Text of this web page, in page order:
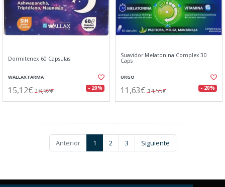
Dormitenex 60 Capsulas
WALLAX FARMA
15,12€ 18,92€ - 20%
Suavidor Melatonina Complex 30
Caps
URGO
11,63€ 14,55€ - 20%
Anterior 1 2 3 Siguiente